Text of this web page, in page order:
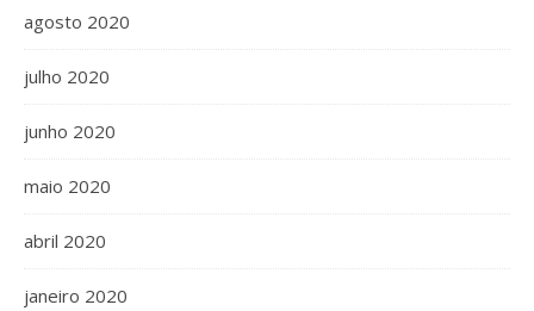
agosto 2020
julho 2020
junho 2020
maio 2020
abril 2020
janeiro 2020